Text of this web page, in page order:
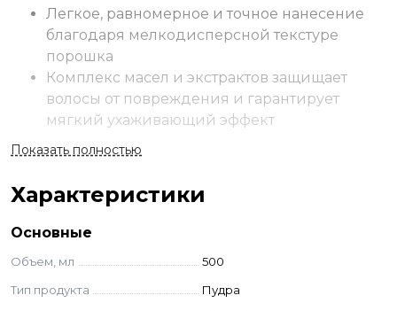
Легкое, равномерное и точное нанесение
благодаря мелкодисперсной текстуре
порошка
Комплекс масел и экстрактов защищает
волосы от повреждения и гарантирует
мягкий ухаживающий эффект
пигмента и всех видов закрытых техник
Не содержит компоненты животного
происхождения
Показать полностью
Характеристики
Основные
Объем, мл
500
Тип продукта
Пудра